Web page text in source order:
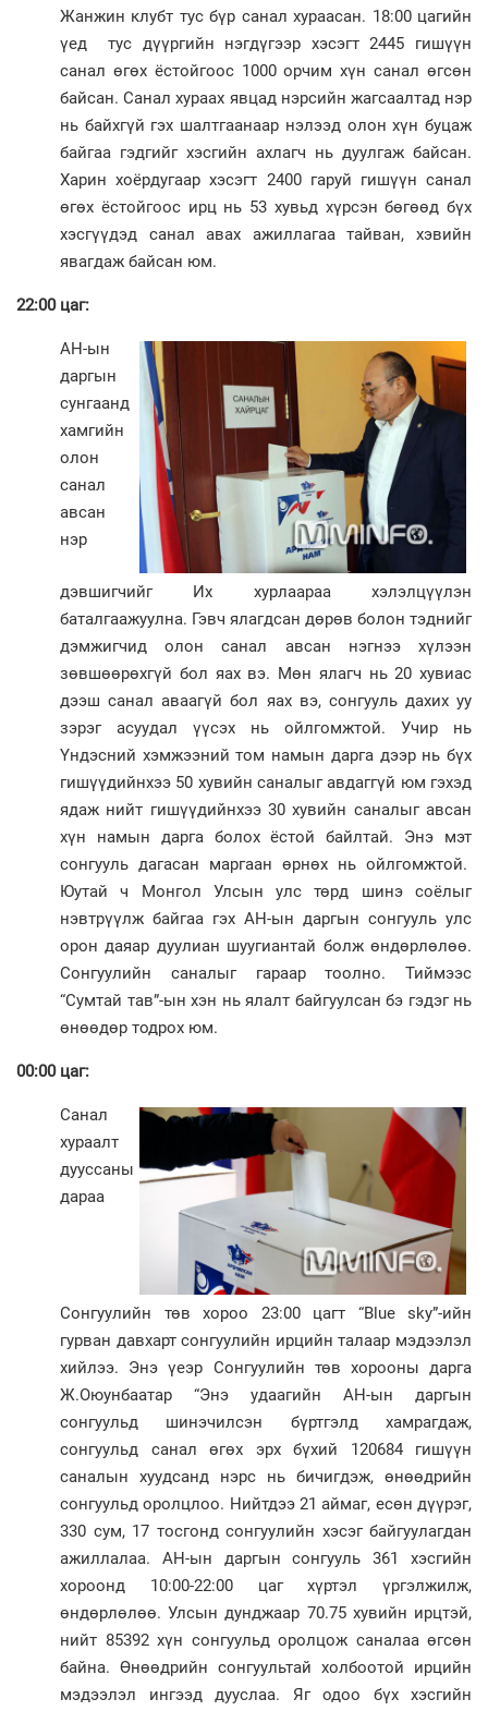
Жанжин клубт тус бүр санал хураасан. 18:00 цагийн
үед тус дүүргийн нэгдүгээр хэсэгт 2445 гишүүн
санал өгөх ёстойгоос 1000 орчим хүн санал өгсөн
байсан. Санал хураах явцад нэрсийн жагсаалтад нэр
нь байхгүй гэх шалтгаанаар нэлээд олон хүн буцаж
байгаа гэдгийг хэсгийн ахлагч нь дуулгаж байсан.
Харин хоёрдугаар хэсэгт 2400 гаруй гишүүн санал
өгөх ёстойгоос ирц нь 53 хувьд хүрсэн бөгөөд бүх
хэсгүүдэд санал авах ажиллагаа тайван, хэвийн
явагдаж байсан юм.
22:00 цаг:
АН-ын
даргын
сунгаанд
хамгийн
олон
санал
авсан
нэр
дэвшигчийг Их хурлаараа хэлэлцүүлэн
баталгаажуулна. Гэвч ялагдсан дөрөв болон тэднийг
дэмжигчид олон санал авсан нэгнээ хүлээн
зөвшөөрөхгүй бол яах вэ. Мөн ялагч нь 20 хувиас
дээш санал аваагүй бол яах вэ, сонгууль дахих уу
зэрэг асуудал үүсэх нь ойлгомжтой. Учир нь
Үндэсний хэмжээний том намын дарга дээр нь бүх
гишүүдийнхээ 50 хувийн саналыг авдаггүй юм гэхэд
ядаж нийт гишүүдийнхээ 30 хувийн саналыг авсан
хүн намын дарга болох ёстой байлтай. Энэ мэт
сонгууль дагасан маргаан өрнөх нь ойлгомжтой.
Юутай ч Монгол Улсын улс төрд шинэ соёлыг
нэвтрүүлж байгаа гэх АН-ын даргын сонгууль улс
орон даяар дуулиан шуугиантай болж өндөрлөлөө.
Сонгуулийн саналыг гараар тоолно. Тиймээс
“Сумтай тав”-ын хэн нь ялалт байгуулсан бэ гэдэг нь
өнөөдөр тодрох юм.
00:00 цаг:
Санал
хураалт
дууссаны
дараа
Сонгуулийн төв хороо 23:00 цагт “Blue sky”-ийн
гурван давхарт сонгуулийн ирцийн талаар мэдээлэл
хийлээ. Энэ үеэр Сонгуулийн төв хорооны дарга
Ж.Оюунбаатар “Энэ удаагийн АН-ын даргын
сонгуульд шинэчилсэн бүртгэлд хамрагдаж,
сонгуульд санал өгөх эрх бүхий 120684 гишүүн
саналын хуудсанд нэрс нь бичигдэж, өнөөдрийн
сонгуульд оролцлоо. Нийтдээ 21 аймаг, есөн дүүрэг,
330 сум, 17 тосгонд сонгуулийн хэсэг байгуулагдан
ажиллалаа. АН-ын даргын сонгууль 361 хэсгийн
хороонд 10:00-22:00 цаг хүртэл үргэлжилж,
өндөрлөлөө. Улсын дунджаар 70.75 хувийн ирцтэй,
нийт 85392 хүн сонгуульд оролцож саналаа өгсөн
байна. Өнөөдрийн сонгуультай холбоотой ирцийн
мэдээлэл ингээд дууслаа. Яг одоо бүх хэсгийн